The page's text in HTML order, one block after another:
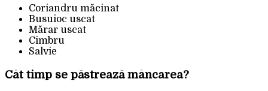
Coriandru măcinat
Busuioc uscat
Mărar uscat
Cimbru
Salvie
Cât timp se păstrează mâncarea?